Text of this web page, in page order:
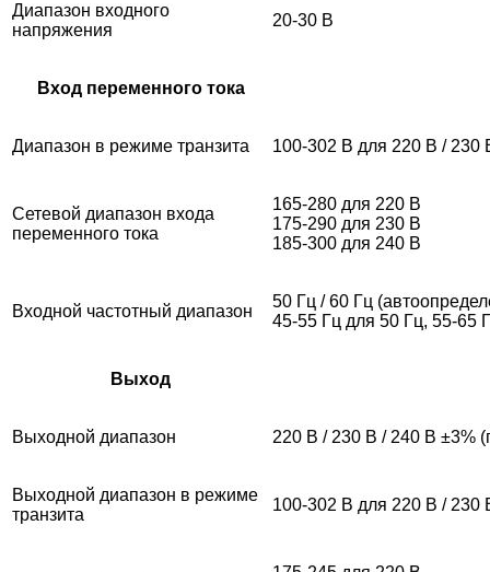
Диапазон входного
напряжения
20-30 В
Вход переменного тока
Диапазон в режиме транзита 100-302 В для 220 В / 230
Сетевой диапазон входа
переменного тока
165-280 для 220 В
175-290 для 230 В
185-300 для 240 В
Входной частотный диапазон
50 Гц / 60 Гц
45-55 Гц для 50 Гц, 55-65
Выход
Выходной диапазон 220 В / 230 В / 240 В ±3%
Выходной диапазон в режиме
транзита
100-302 В для 220 В / 230